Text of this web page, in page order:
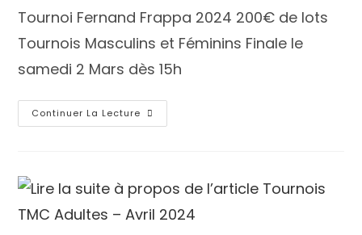
Tournoi Fernand Frappa 2024 200€ de lots
Tournois Masculins et Féminins Finale le
samedi 2 Mars dès 15h
Continuer La Lecture